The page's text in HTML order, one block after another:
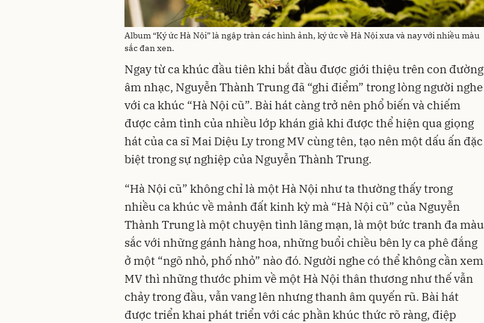
Album “Ký ức Hà Nội” là ngập tràn các hình ảnh, ký ức về Hà Nội xưa và nay với nhiều màu
sắc đan xen.
Ngay từ ca khúc đầu tiên khi bắt đầu được giới thiệu trên con đường
âm nhạc, Nguyễn Thành Trung đã “ghi điểm” trong lòng người nghe
với ca khúc “Hà Nội cũ”. Bài hát càng trở nên phổ biến và chiếm
được cảm tình của nhiều lớp khán giả khi được thể hiện qua giọng
hát của ca sĩ Mai Diệu Ly trong MV cùng tên, tạo nên một dấu ấn đặc
biệt trong sự nghiệp của Nguyễn Thành Trung.
“Hà Nội cũ” không chỉ là một Hà Nội như ta thường thấy trong
nhiều ca khúc về mảnh đất kinh kỳ mà “Hà Nội cũ” của Nguyễn
Thành Trung là một chuyện tình lãng mạn, là một bức tranh đa màu
sắc với những gánh hàng hoa, những buổi chiều bên ly ca phê đắng
ở một “ngõ nhỏ, phố nhỏ” nào đó. Người nghe có thể không cần xem
MV thì những thước phim về một Hà Nội thân thương như thế vẫn
chảy trong đầu, vẫn vang lên nhưng thanh âm quyến rũ. Bài hát
được triển khai phát triển với các phần khúc thức rõ ràng, điệp